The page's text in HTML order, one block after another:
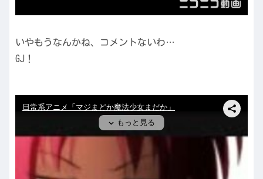
いやもうなんかね、コメントないわ…
GJ！